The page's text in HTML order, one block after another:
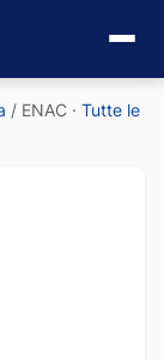
/ ENAC · Tutte le